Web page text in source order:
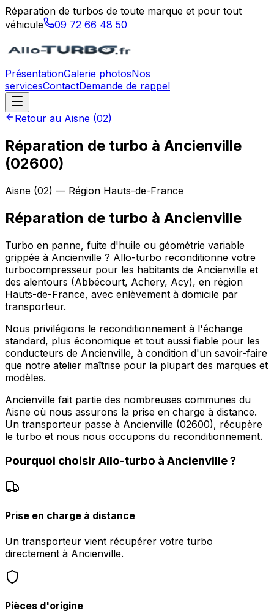
Réparation de turbos de toute marque et pour tout
véhicule
09 72 66 48 50
PrésentationGalerie photosNos
servicesContactDemande de rappel
Retour au Aisne (02)
Réparation de turbo à Ancienville
(02600)
Aisne (02) — Région Hauts-de-France
Réparation de turbo à Ancienville
Turbo en panne, fuite d'huile ou géométrie variable
grippée à Ancienville ? Allo-turbo reconditionne votre
turbocompresseur pour les habitants de Ancienville et
des alentours (Abbécourt, Achery, Acy), en région
Hauts-de-France, avec enlèvement à domicile par
transporteur.
Nous privilégions le reconditionnement à l'échange
standard, plus économique et tout aussi fiable pour les
conducteurs de Ancienville, à condition d'un savoir-faire
que notre atelier maîtrise pour la plupart des marques et
modèles.
Ancienville fait partie des nombreuses communes du
Aisne où nous assurons la prise en charge à distance.
Un transporteur passe à Ancienville (02600), récupère
le turbo et nous nous occupons du reconditionnement.
Pourquoi choisir Allo-turbo à Ancienville?
Prise en charge à distance
Un transporteur vient récupérer votre turbo
directement à Ancienville.
Pièces d'origine